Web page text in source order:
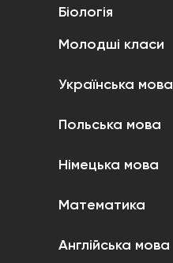
Біологія
Молодші класи
Українська мова
Польська мова
Німецька мова
Математика
Англійська мова